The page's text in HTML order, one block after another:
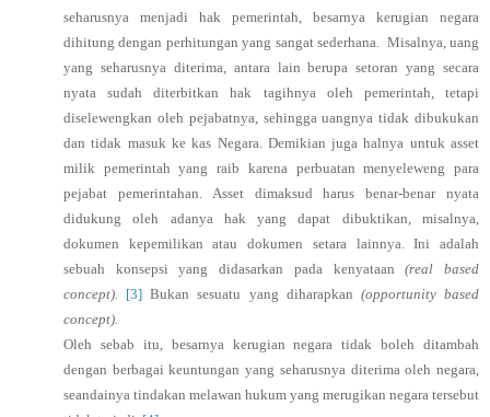
seharusnya menjadi hak pemerintah, besarnya kerugian negara
dihitung dengan perhitungan yang sangat sederhana. Misalnya, uang
yang seharusnya diterima, antara lain berupa setoran yang secara
nyata sudah diterbitkan hak tagihnya oleh pemerintah, tetapi
diselewengkan oleh pejabatnya, sehingga uangnya tidak dibukukan
dan tidak masuk ke kas Negara. Demikian juga halnya untuk asset
milik pemerintah yang raib karena perbuatan menyeleweng para
pejabat pemerintahan. Asset dimaksud harus benar-benar nyata
didukung oleh adanya hak yang dapat dibuktikan, misalnya,
dokumen kepemilikan atau dokumen setara lainnya. Ini adalah
sebuah konsepsi yang didasarkan pada kenyataan (real based
concept). [3] Bukan sesuatu yang diharapkan (opportunity based
concept).
Oleh sebab itu, besarnya kerugian negara tidak boleh ditambah
dengan berbagai keuntungan yang seharusnya diterima oleh negara,
seandainya tindakan melawan hukum yang merugikan negara tersebut